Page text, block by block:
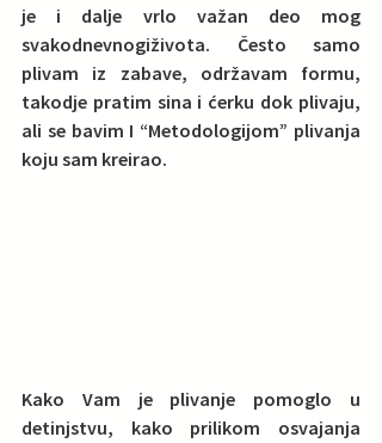
je i dalje vrlo važan deo mog
svakodnevnogiživota. Često samo
plivam iz zabave, održavam formu,
takodje pratim sina i ćerku dok plivaju,
ali se bavim I “Metodologijom” plivanja
koju sam kreirao.
Kako Vam je plivanje pomoglo u
detinjstvu, kako prilikom osvajanja